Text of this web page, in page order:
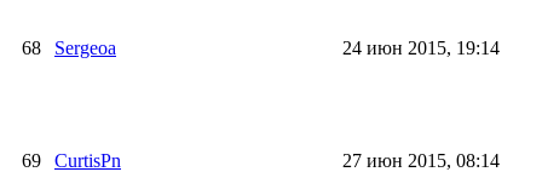
68 Sergeoa 24 июн 2015, 19:14
69 CurtisPn 27 июн 2015, 08:14